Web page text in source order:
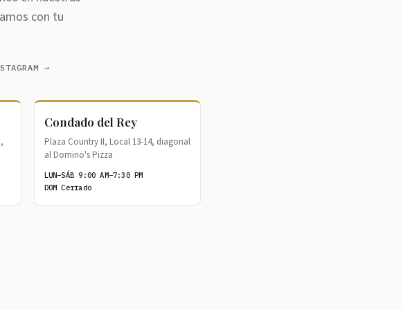
con tu
→
Condado del Rey
Plaza Country II, Local 13-14, diagonal
al Domino's Pizza
LUN–SÁB 9:00 AM–7:30 PM
DOM Cerrado